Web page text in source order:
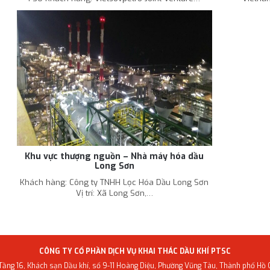
Trang chủ ›Dự án
Khu vực thượng nguồn – Nhà máy hóa dầu
Long Sơn
Khách hàng: Công ty TNHH Lọc Hóa Dầu Long Sơn
Vị trí: Xã Long Sơn,…
CÔNG TY CỔ PHẦN DỊCH VỤ KHAI THÁC DẦU KHÍ PTSC
16, Khách sạn Dầu khí, số 9-11 Hoàng Diệu, Phường Vũng Tàu, Thành phố Hồ